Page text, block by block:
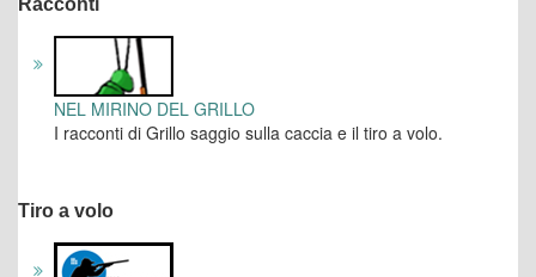
Racconti
NEL MIRINO DEL GRILLO
I racconti di Grillo saggio sulla caccia e il tiro a volo.
Tiro a volo